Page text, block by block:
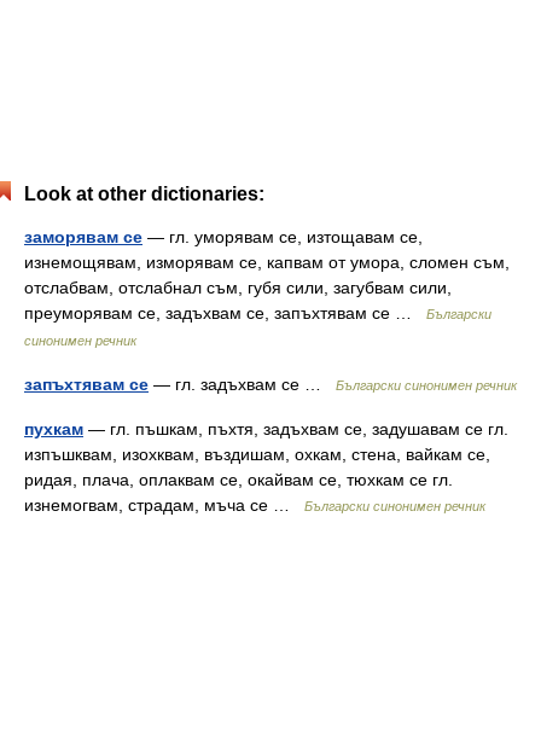
Look at other dictionaries:
заморявам се — гл. уморявам се, изтощавам се,
изнемощявам, изморявам се, капвам от умора, сломен съм,
отслабвам, отслабнал съм, губя сили, загубвам сили,
преуморявам се, задъхвам се, запъхтявам се …
Български
синонимен речник
запъхтявам се — гл. задъхвам се … Български синонимен речник
пухкам — гл. пъшкам, пъхтя, задъхвам се, задушавам се гл.
изпъшквам, изохквам, въздишам, охкам, стена, вайкам се,
ридая, плача, оплаквам се, окайвам се, тюхкам се гл.
изнемогвам, страдам, мъча се …
Български синонимен речник